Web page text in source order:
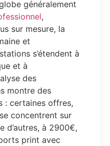
généralement
,
sur mesure, la
et
s’étendent à
et à
des
montre des
: certaines offres,
concentrent sur
d’autres, à 2900€,
print avec